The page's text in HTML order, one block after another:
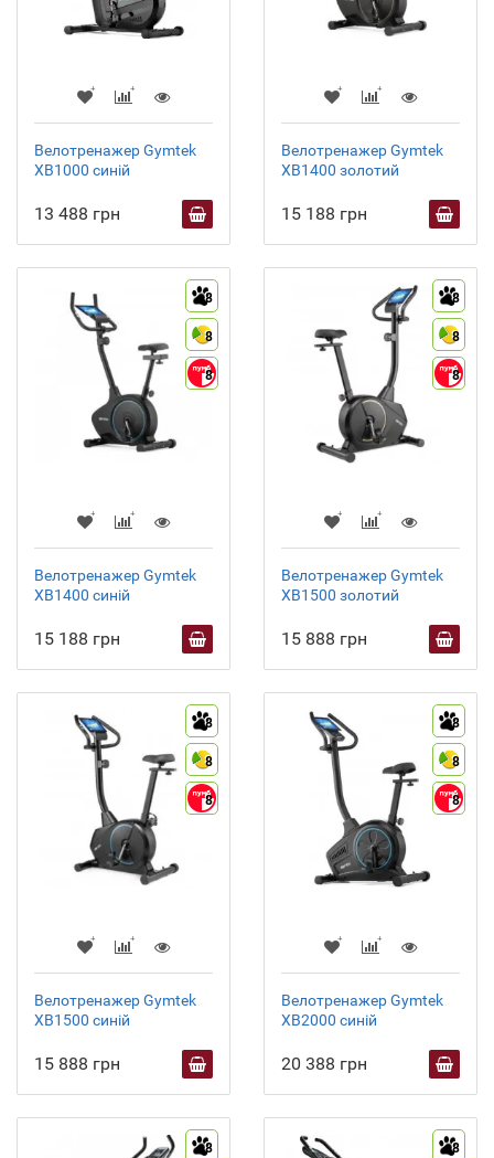
Велотренажер Gymtek
XB1000 синій
13 488 грн
Велотренажер Gymtek
XB1400 золотий
15 188 грн
8
8
8
Велотренажер Gymtek
XB1400 синій
15 188 грн
8
8
8
Велотренажер Gymtek
XB1500 золотий
15 888 грн
8
8
8
Велотренажер Gymtek
XB1500 синій
15 888 грн
8
8
8
Велотренажер Gymtek
XB2000 синій
20 388 грн
8 8